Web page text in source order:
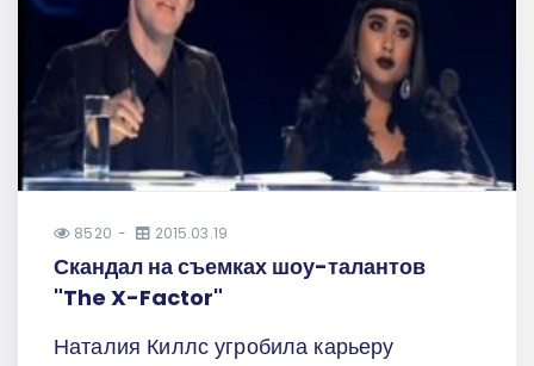
8520 2015.03.19
Скандал на съемках шоу-талантов
"The X-Factor"
Наталия Киллс угробила карьеру